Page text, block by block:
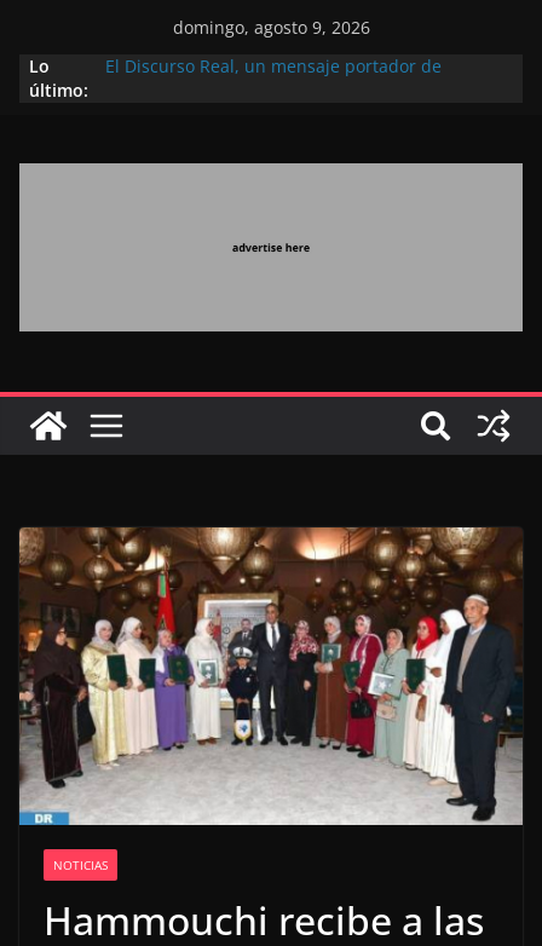
domingo, agosto 9, 2026
Lo
último:
El Discurso Real, un mensaje portador de
Extranjero: al servicio de los grandes proyectos de
Marruecos gracias a una visión estratégica
destinada a consolidar la posición de Marruecos
en una economía mundial competitiva (politólogo
marroquí-estadounidense)
NOTICIAS
Hammouchi recibe a las